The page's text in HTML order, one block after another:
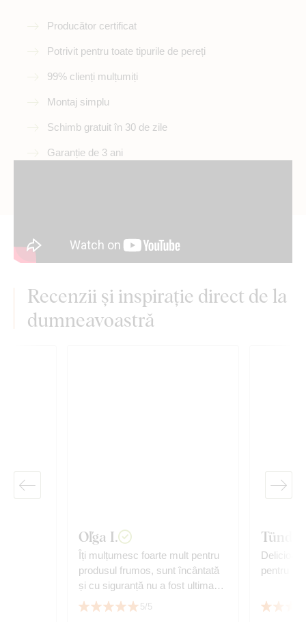
Producător certificat
Potrivit pentru toate tipurile de pereți
99% clienți mulțumiți
Montaj simplu
Schimb gratuit în 30 de zile
Garanție de 3 ani
Recenzii și inspirație direct de la
dumneavoastră
Oľga I.
Îți mulțumesc foarte mult pentru
produsul frumos, sunt încântată
și cu siguranță nu a fost ultima
mea achiziție. Recomand cu
căldură!
5/5
Tünde
pentru